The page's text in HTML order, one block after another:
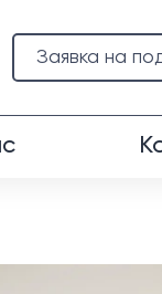
Заявка на